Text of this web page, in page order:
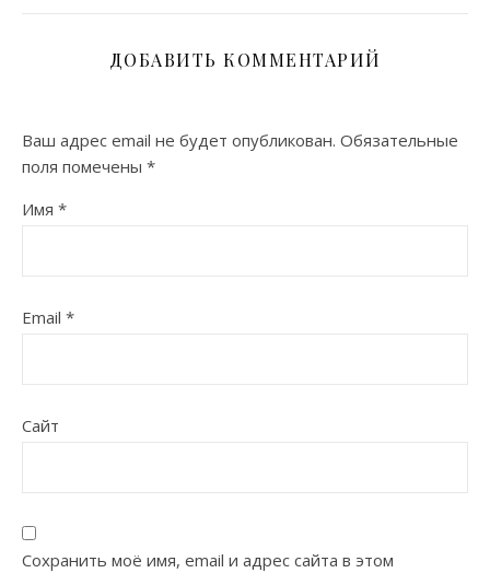
ДОБАВИТЬ КОММЕНТАРИЙ
Ваш адрес email не будет опубликован. Обязательные
поля помечены *
Имя *
Email *
Сайт
Сохранить моё имя, email и адрес сайта в этом